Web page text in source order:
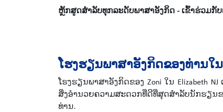
ຫຼັກສູດສໍາລັບທຸກລະດັບພາສາອັງກິດ - ເຂົ້າຮ່ວມກັບ
ໂຮງຮຽນພາສາອັງກິດຂອງທ່ານໃນ
ໂຮງຮຽນພາສາອັງກິດຂອງ Zoni ໃນ Elizabeth
ສິ່ງອໍານວຍຄວາມສະດວກທີ່ດີທີ່ສຸດສໍາລັບນັກຮຽນ
ທ່ານ.